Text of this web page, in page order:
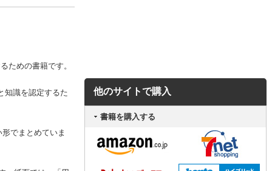
ための書籍です。
知識を認定するた
でまとめていま
他のサイトで購入
書籍を購入する